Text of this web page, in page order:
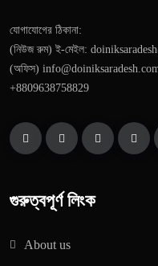
যোগাযোগের ঠিকানা:
(নিউজ রুম) ই-মেইল:
(অফিস)
+8809638758829
গুরুত্বপূর্ণ লিংক
About us